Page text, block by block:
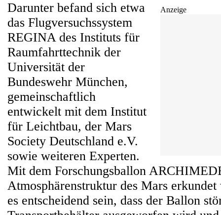
Anzeige
Darunter befand sich etwa
das Flugversuchssystem
REGINA des Instituts für
Raumfahrttechnik der
Universität der
Bundeswehr München,
gemeinschaftlich
entwickelt mit dem Institut
für Leichtbau, der Mars
Society Deutschland e.V.
sowie weiteren Experten.
Mit dem Forschungsballon
Atmosphärenstruktur des Mars
es entscheidend sein, dass der Ballon